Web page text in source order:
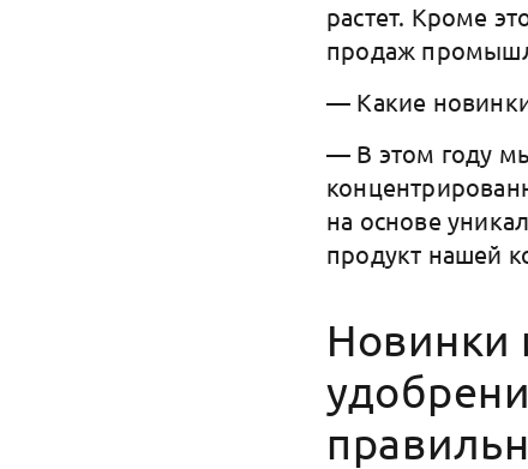
растет. Кроме
продаж
— Какие
— В этом году
на основе
продукт нашей
Новинки